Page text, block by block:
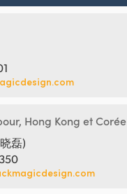
Hong Kong et Corée
磊)